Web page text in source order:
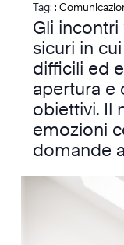
Tag: :
Gli incontri
sicuri in
difficili ed
apertura e
obiettivi. Il
emozioni
domande